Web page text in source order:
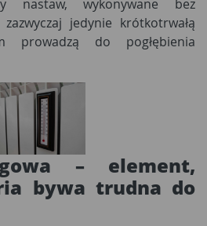
nastaw, wykonywane bez
jedynie krótkotrwałą
prowadzą do pogłębienia
– element,
bywa trudna do